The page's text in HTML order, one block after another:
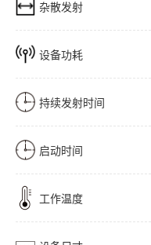
杂散发射
设备功耗
持续发射时间
启动时间
工作温度